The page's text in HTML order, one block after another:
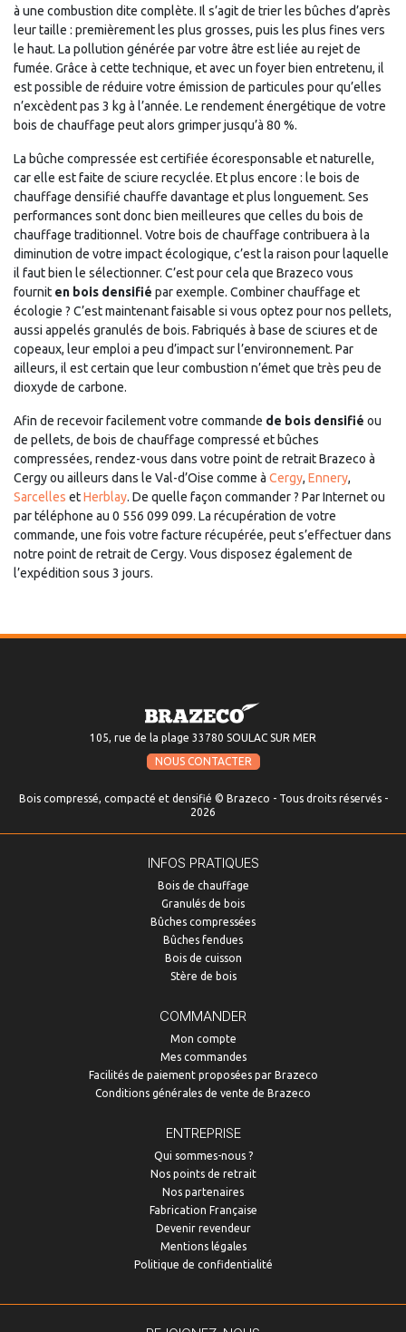
à une combustion dite complète. Il s’agit de trier les bûches d’après
leur taille : premièrement les plus grosses, puis les plus fines vers
le haut. La pollution générée par votre âtre est liée au rejet de
fumée. Grâce à cette technique, et avec un foyer bien entretenu, il
est possible de réduire votre émission de particules pour qu’elles
n’excèdent pas 3 kg à l’année. Le rendement énergétique de votre
bois de chauffage peut alors grimper jusqu’à 80 %.
La bûche compressée est certifiée écoresponsable et naturelle,
car elle est faite de sciure recyclée. Et plus encore : le bois de
chauffage densifié chauffe davantage et plus longuement. Ses
performances sont donc bien meilleures que celles du bois de
chauffage traditionnel. Votre bois de chauffage contribuera à la
diminution de votre impact écologique, c’est la raison pour laquelle
il faut bien le sélectionner. C’est pour cela que Brazeco vous
fournit en bois densifié par exemple. Combiner chauffage et
écologie ? C’est maintenant faisable si vous optez pour nos pellets,
aussi appelés granulés de bois. Fabriqués à base de sciures et de
copeaux, leur emploi a peu d’impact sur l’environnement. Par
ailleurs, il est certain que leur combustion n’émet que très peu de
dioxyde de carbone.
Afin de recevoir facilement votre commande de bois densifié ou
de pellets, de bois de chauffage compressé et bûches
compressées, rendez-vous dans votre point de retrait Brazeco à
Cergy ou ailleurs dans le Val-d’Oise comme à Cergy, Ennery,
Sarcelles etHerblay. De quelle façon commander ? Par Internet ou
par téléphone au 0 556 099 099. La récupération de votre
commande, une fois votre facture récupérée, peut s’effectuer dans
notre point de retrait de Cergy. Vous disposez également de
l’expédition sous 3 jours.
105, rue de la plage 33780 SOULAC SUR MER
NOUS CONTACTER
Bois compressé, compacté et densifié © Brazeco - Tous droits réservés -
2026
INFOS PRATIQUES
Bois de chauffage
Granulés de bois
Bûches compressées
Bûches fendues
Bois de cuisson
Stère de bois
COMMANDER
Mon compte
Mes commandes
Facilités de paiement proposées par Brazeco
Conditions générales de vente de Brazeco
ENTREPRISE
Qui sommes-nous ?
Nos points de retrait
Nos partenaires
Fabrication Française
Devenir revendeur
Mentions légales
Politique de confidentialité